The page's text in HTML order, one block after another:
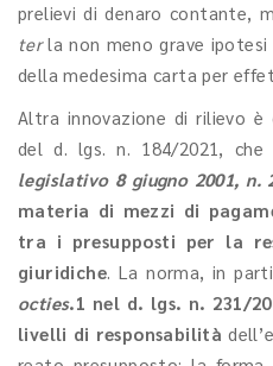
prelievi di denaro contante,
terla non meno grave
della medesima carta per
Altra innovazione di rilievo
del d. lgs. n. 184/2021, che
legislativo 8 giugno 2001, n.
materia di mezzi di
tra i presupposti per la
giuridiche. La norma, in
octies.1 nel d. lgs. n. 231/
livelli di responsabilità